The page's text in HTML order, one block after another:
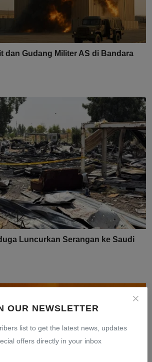
OUR NEWSLETTER
list to get the latest news, updates
offers directly in your inbox
dan Gudang Militer AS di Bandara
Luncurkan Serangan ke Saudi